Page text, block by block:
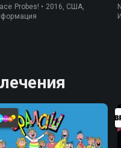
Probes! • 2016, США,